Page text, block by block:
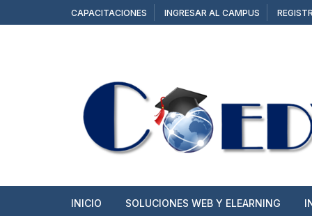
al
CAPACITACIONES INGRESAR AL CAMPUS
INICIO SOLUCIONES WEB Y ELEARNING